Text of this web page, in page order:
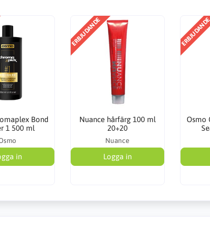
Bond
1 500 ml
in
ERBJUDANDE
Nuance hårfärg 100 ml
20+20
Nuance
Logga in
Osmo